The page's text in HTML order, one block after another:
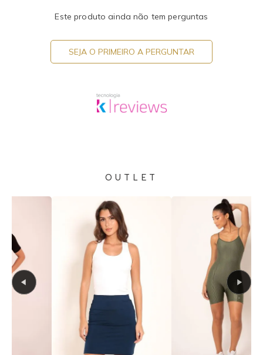
Este produto ainda não tem perguntas
SEJA O PRIMEIRO A PERGUNTAR
OUTLET